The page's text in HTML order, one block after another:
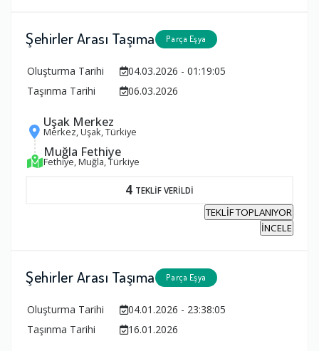
Şehirler Arası Taşıma Parça Eşya
Oluşturma Tarihi
04.03.2026 - 01:19:05
Taşınma Tarihi
06.03.2026
Uşak Merkez
Merkez, Uşak, Türkiye
Muğla Fethiye
Fethiye, Muğla, Türkiye
4 TEKLİF VERİLDİ
TEKLİF TOPLANIYOR
İNCELE
Şehirler Arası Taşıma Parça Eşya
Oluşturma Tarihi
04.01.2026 - 23:38:05
Taşınma Tarihi
16.01.2026